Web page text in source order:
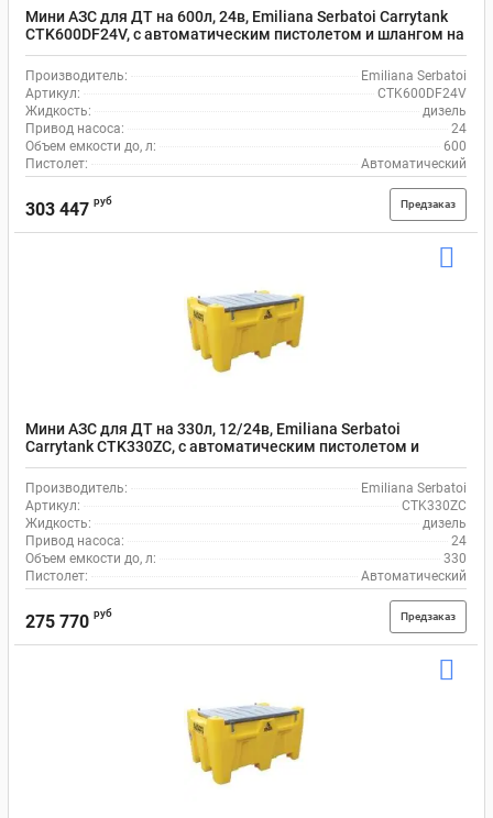
Мини АЗС для ДТ на 600л, 24в, Emiliana Serbatoi Carrytank
CTK600DF24V, с автоматическим пистолетом и шлангом на
4 м
Производитель:
Emiliana Serbatoi
Артикул:
CTK600DF24V
Жидкость:
дизель
Привод насоса:
24
Объем емкости до, л:
600
Пистолет:
Автоматический
303 447 руб Предзаказ
Мини АЗС для ДТ на 330л, 12/24в, Emiliana Serbatoi
Carrytank CTK330ZC, с автоматическим пистолетом и
шлангом на 4 м
Производитель:
Emiliana Serbatoi
Артикул:
CTK330ZC
Жидкость:
дизель
Привод насоса:
24
Объем емкости до, л:
330
Пистолет:
Автоматический
275 770 руб Предзаказ